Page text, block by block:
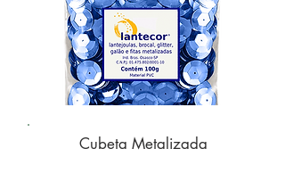
Cubeta Metalizada